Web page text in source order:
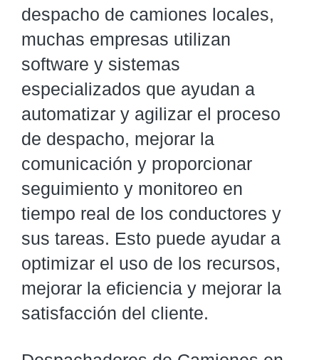
despacho de camiones locales,
muchas empresas utilizan
software y sistemas
especializados que ayudan a
automatizar y agilizar el proceso
de despacho, mejorar la
comunicación y proporcionar
seguimiento y monitoreo en
tiempo real de los conductores y
sus tareas. Esto puede ayudar a
optimizar el uso de los recursos,
mejorar la eficiencia y mejorar la
satisfacción del cliente.